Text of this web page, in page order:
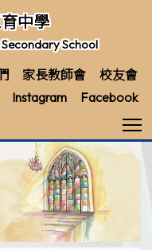
中學
School
家長教師會
校友會
Instagram Facebook